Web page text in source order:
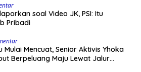
soal Video JK, PSI: Itu
Pribadi
Mulai Mencuat, Senior Aktivis Yhoka
Berpeluang Maju Lewat Jalur